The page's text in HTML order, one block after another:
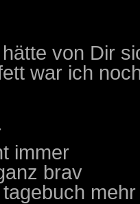
von Dir
war ich
immer
brav